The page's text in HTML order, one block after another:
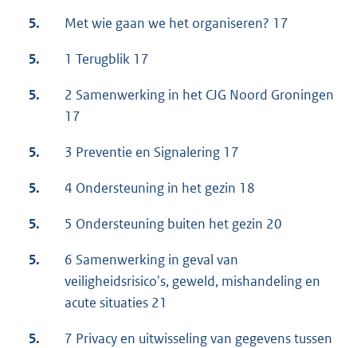
5. Met wie gaan we het organiseren? 17
5. 1 Terugblik 17
5.
2 Samenwerking in het CJG Noord Groningen
17
5. 3 Preventie en Signalering 17
5. 4 Ondersteuning in het gezin 18
5. 5 Ondersteuning buiten het gezin 20
5.
6 Samenwerking in geval van
veiligheidsrisico's, geweld, mishandeling en
acute situaties 21
5.
7 Privacy en uitwisseling van gegevens tussen